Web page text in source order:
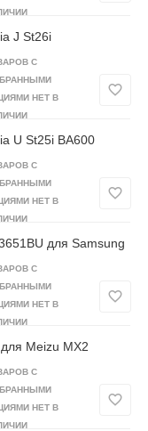
J St26i
С
НЕТ В
U St25i BA600
С
НЕТ В
для Samsung
С
НЕТ В
Meizu MX2
С
НЕТ В